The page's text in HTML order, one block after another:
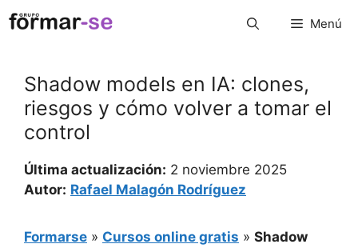
Saltar
al
Menú
Shadow models en IA: clones,
riesgos y cómo volver a tomar el
control
Última actualización: 2 noviembre 2025
Autor: Rafael Malagón Rodríguez
Formarse » Cursos online gratis » Shadow